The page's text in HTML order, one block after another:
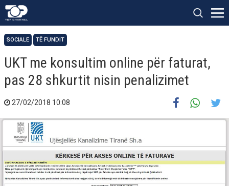
SOCIALE TË FUNDIT
UKT me konsultim online për faturat,
pas 28 shkurtit nisin penalizimet
27/02/2018 10:08